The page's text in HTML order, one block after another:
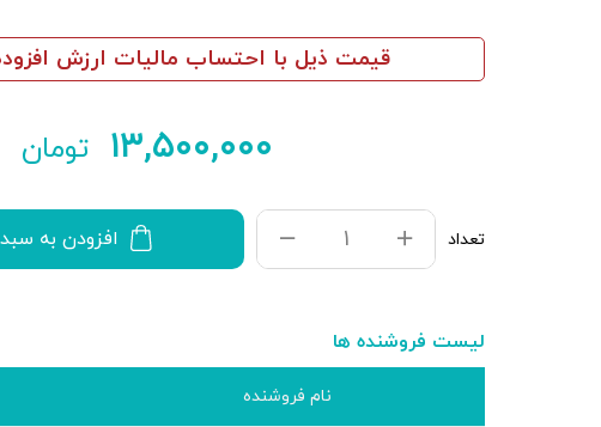
قیمت ذیل با احتساب مالیات ارزش
۱۳,۵۰۰,۰۰۰ تومان
تعداد افزودن به
لیست فروشنده ها
نام فروشنده